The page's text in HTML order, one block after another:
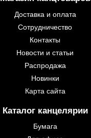
Доставка и оплата
Сотрудничество
Контакты
Новости и статьи
Распродажа
Новинки
Карта сайта
Каталог канцелярии
Бумага